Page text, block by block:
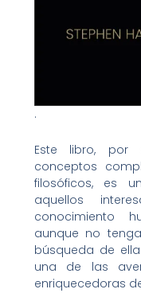
.
Este libro, por
conceptos
filosóficos, es
aquellos
conocimiento
aunque no
búsqueda de
una de las
enriquecedoras